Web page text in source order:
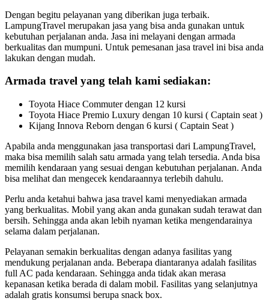
Dengan begitu pelayanan yang diberikan juga terbaik.
LampungTravel merupakan jasa yang bisa anda gunakan untuk
kebutuhan perjalanan anda. Jasa ini melayani dengan armada
berkualitas dan mumpuni. Untuk pemesanan jasa travel ini bisa anda
lakukan dengan mudah.
Armada travel yang telah kami sediakan:
Toyota Hiace Commuter dengan 12 kursi
Toyota Hiace Premio Luxury dengan 10 kursi ( Captain seat )
Kijang Innova Reborn dengan 6 kursi ( Captain Seat )
Apabila anda menggunakan jasa transportasi dari LampungTravel,
maka bisa memilih salah satu armada yang telah tersedia. Anda bisa
memilih kendaraan yang sesuai dengan kebutuhan perjalanan. Anda
bisa melihat dan mengecek kendaraannya terlebih dahulu.
Perlu anda ketahui bahwa jasa travel kami menyediakan armada
yang berkualitas. Mobil yang akan anda gunakan sudah terawat dan
bersih. Sehingga anda akan lebih nyaman ketika mengendarainya
selama dalam perjalanan.
Pelayanan semakin berkualitas dengan adanya fasilitas yang
mendukung perjalanan anda. Beberapa diantaranya adalah fasilitas
full AC pada kendaraan. Sehingga anda tidak akan merasa
kepanasan ketika berada di dalam mobil. Fasilitas yang selanjutnya
adalah gratis konsumsi berupa snack box.